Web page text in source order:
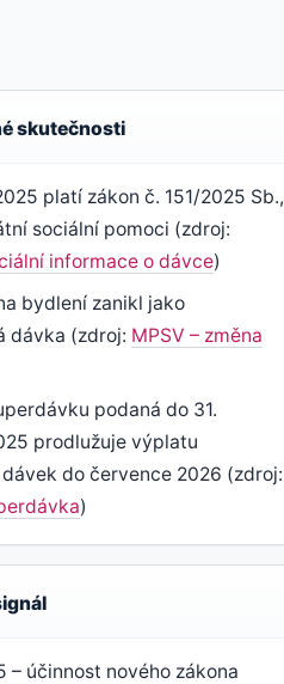
skutečnosti
platí zákon č. 151/2025 Sb.,
sociální pomoci (zdroj:
informace o dávce)
bydlení zanikl jako
dávka (zdroj: MPSV – změna
podaná do 31.
prodlužuje výplatu
do července 2026 (zdroj:
)
– účinnost nového zákona